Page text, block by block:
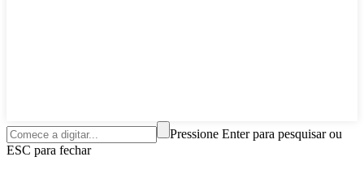
Pressione Enter para pesquisar ou
ESC para fechar